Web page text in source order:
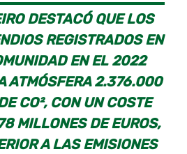
DESTACÓ QUE LOS
REGISTRADOS EN
EN EL 2022
ATMÓSFERA 2.376.000
CO², CON UN COSTE
MILLONES DE EUROS,
A LAS EMISIONES